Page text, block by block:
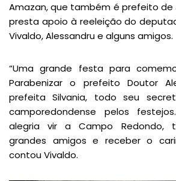
Amazan, que também é prefeito de
presta apoio à reeleição do
Vivaldo, Alessandru e alguns amigos.
“Uma grande festa para
Parabenizar o prefeito Doutor
prefeita Silvania, todo seu
camporedondense pelos
alegria vir a Campo Redondo,
grandes amigos e receber o
contou Vivaldo.